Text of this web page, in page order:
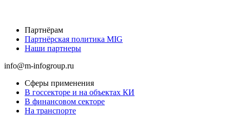
Партнёрам
Партнёрская политика MIG
Наши партнеры
info@m-infogroup.ru
Сферы применения
В госсекторе и на объектах КИ
В финансовом секторе
На транспорте